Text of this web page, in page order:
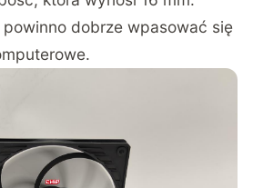
powinno dobrze wpasować się